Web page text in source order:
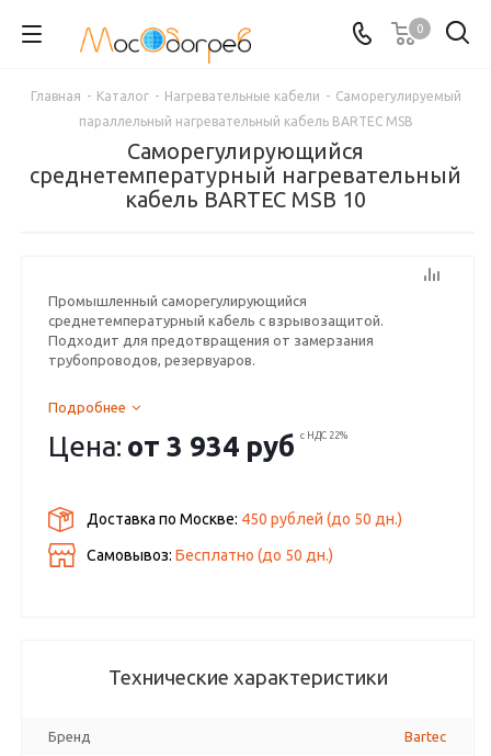
0
Главная - Каталог - Нагревательные кабели - Саморегулируемый
параллельный нагревательный кабель BARTEC MSB
Саморегулирующийся
среднетемпературный нагревательный
кабель BARTEC MSB 10
Промышленный саморегулирующийся
среднетемпературный кабель с взрывозащитой.
Подходит для предотвращения от замерзания
трубопроводов, резервуаров.
Подробнее
Цена: от3 934 руб с НДС 22%
Доставка по Москве: 450 рублей (до 50 дн.)
Самовывоз:Бесплатно (до 50 дн.)
Технические характеристики
Бренд Bartec